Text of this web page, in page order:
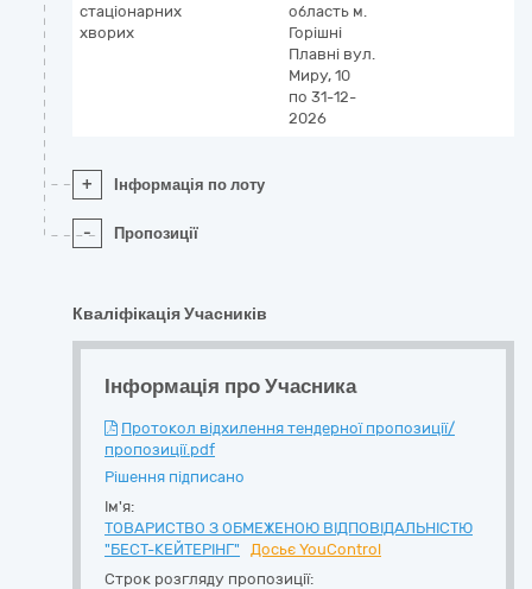
стаціонарних
хворих
область м.
Горішні
Плавні вул.
Миру, 10
по 31-12-
2026
+ Інформація по лоту
- Пропозиції
Кваліфікація Учасників
Інформація про Учасника
Протокол відхилення тендерної пропозиції/
пропозиції.pdf
Рішення підписано
Ім'я:
ТОВАРИСТВО З ОБМЕЖЕНОЮ ВІДПОВІДАЛЬНІСТЮ
"БЕСТ-КЕЙТЕРІНГ"
Досьє YouControl
Строк розгляду пропозиції: